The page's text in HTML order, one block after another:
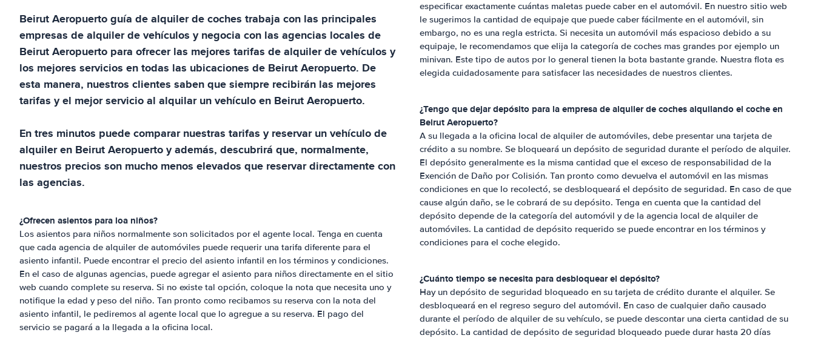
Beirut Aeropuertoguía de alquiler de coches trabaja con las principales
empresas de alquiler de vehículos y negocia con las agencias locales de
Beirut Aeropuerto para ofrecer las mejores tarifas de alquiler de vehículos y
los mejores servicios en todas las ubicaciones de Beirut Aeropuerto. De
esta manera, nuestros clientes saben que siempre recibirán las mejores
tarifas y el mejor servicio al alquilar un vehículo en Beirut Aeropuerto.
En tres minutos puede comparar nuestras tarifas y reservar un vehículo de
alquiler en Beirut Aeropuertoy además, descubrirá que, normalmente,
nuestros precios son mucho menos elevados que reservar directamente con
las agencias.
¿Ofrecen asientos para loa niños?
Los asientos para niños normalmente son solicitados por el agente local. Tenga en cuenta
que cada agencia de alquiler de automóviles puede requerir una tarifa diferente para el
asiento infantil. Puede encontrar el precio del asiento infantil en los términos y condiciones.
En el caso de algunas agencias, puede agregar el asiento para niños directamente en el sitio
web cuando complete su reserva. Si no existe tal opción, coloque la nota que necesita uno y
notifique la edad y peso del niño. Tan pronto como recibamos su reserva con la nota del
asiento infantil, le pediremos al agente local que lo agregue a su reserva. El pago del
servicio se pagará a la llegada a la oficina local.
especificar exactamente cuántas maletas puede caber en el automóvil. En nuestro sitio web
le sugerimos la cantidad de equipaje que puede caber fácilmente en el automóvil, sin
embargo, no es una regla estricta. Si necesita un automóvil más espacioso debido a su
equipaje, le recomendamos que elija la categoría de coches mas grandes por ejemplo un
minivan. Este tipo de autos por lo general tienen la bota bastante grande. Nuestra flota es
elegida cuidadosamente para satisfacer las necesidades de nuestros clientes.
¿Tengo que dejar depósito para la empresa de alquiler de coches alquilando el coche en
Beirut Aeropuerto?
A su llegada a la oficina local de alquiler de automóviles, debe presentar una tarjeta de
crédito a su nombre. Se bloqueará un depósito de seguridad durante el período de alquiler.
El depósito generalmente es la misma cantidad que el exceso de responsabilidad de la
Exención de Daño por Colisión. Tan pronto como devuelva el automóvil en las mismas
condiciones en que lo recolectó, se desbloqueará el depósito de seguridad. En caso de que
cause algún daño, se le cobrará de su depósito. Tenga en cuenta que la cantidad del
depósito depende de la categoría del automóvil y de la agencia local de alquiler de
automóviles. La cantidad de depósito requerido se puede encontrar en los términos y
condiciones para el coche elegido.
¿Cuánto tiempo se necesita para desbloquear el depósito?
Hay un depósito de seguridad bloqueado en su tarjeta de crédito durante el alquiler. Se
desbloqueará en el regreso seguro del automóvil. En caso de cualquier daño causado
durante el período de alquiler de su vehículo, se puede descontar una cierta cantidad de su
depósito. La cantidad de depósito de seguridad bloqueado puede durar hasta 20 días